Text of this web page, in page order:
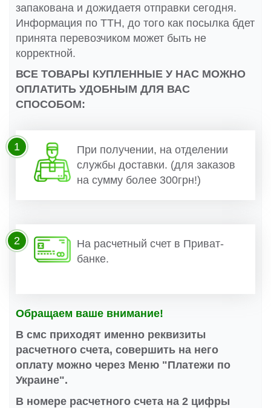
запакована и дожидаетя отправки сегодня.
Информация по ТТН, до того как посылка бдет
принята перевозчиком может быть не
корректной.
ВСЕ ТОВАРЫ КУПЛЕННЫЕ У НАС МОЖНО
ОПЛАТИТЬ УДОБНЫМ ДЛЯ ВАС
СПОСОБОМ:
При получении, на отделении
службы доставки. (для заказов
на сумму более 300грн!)
1
На расчетный счет в Приват-
банке.
2
Обращаем ваше внимание!
В смс приходят именно реквизиты
расчетного счета, совершить на него
оплату можно через Меню "Платежи по
Украине".
В номере расчетного счета на 2 цифры